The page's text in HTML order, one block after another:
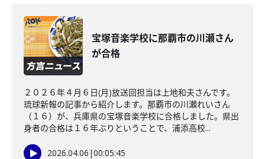
宝塚音楽学校に那覇市の川瀬さん
が合格
２０２６年４月６日(月)放送回担当は上地和夫さんです。
琉球新報の記事から紹介します。那覇市の川瀬れいさん
（１６）が、兵庫県の宝塚音楽学校に合格しました。県出
身者の合格は１６年ぶりということで、浦添高校...
2026.04.06 |00:05:45